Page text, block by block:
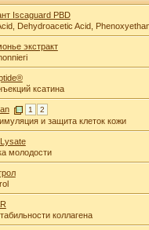
Iscaguard PBD
Dehydroacetic Acid,
экстракт
ксатина
1 2
и защита клеток кожи
молодости
коллагена